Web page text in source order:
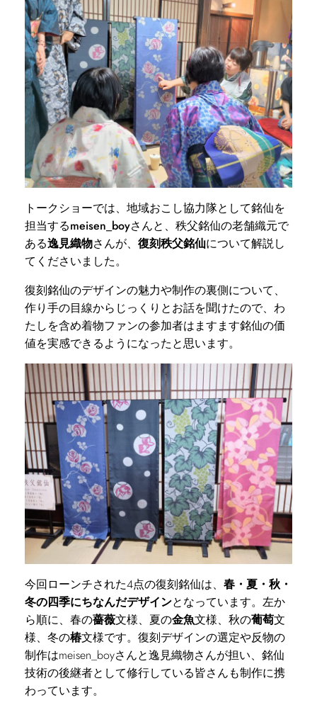
トークショーでは、地域おこし協力隊として銘仙を
担当するmeisen_boyさんと、秩父銘仙の老舗織元で
ある逸見織物さんが、 復刻秩父銘仙について解説し
てくださいました。
復刻銘仙のデザインの魅力や制作の裏側について、
作り手の目線からじっくりとお話を聞けたので、わ
たしを含め着物ファンの参加者はますます銘仙の価
値を実感できるようになったと思います。
今回ローンチされた4点の復刻銘仙は、 春・夏・秋・
冬の四季にちなんだデザインとなっています。左か
ら順に、春の薔薇文様、夏の金魚文様、秋の葡萄文
様、冬の椿文様です。復刻デザインの選定や反物の
制作はmeisen_boyさんと逸見織物さんが担い、銘仙
技術の後継者として修行している皆さんも制作に携
わっています。